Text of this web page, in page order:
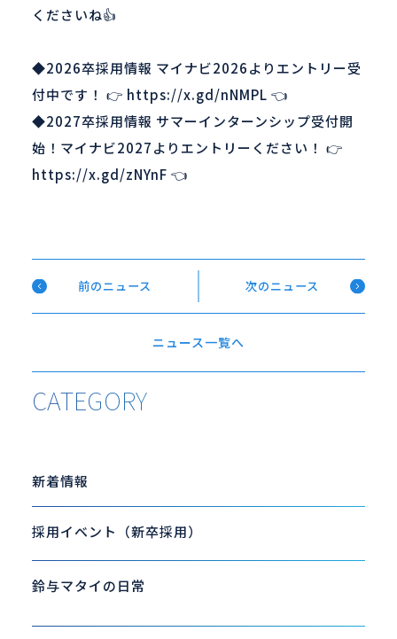
くださいね👍
◆2026卒採用情報 マイナビ2026よりエントリー受
付中です！ 👉 https://x.gd/nNMPL 👈
◆2027卒採用情報 サマーインターンシップ受付開
始！ マイナビ2027よりエントリーください！ 👉
https://x.gd/zNYnF 👈
前のニュース 次のニュース
ニュース一覧へ
CATEGORY
新着情報
採用イベント（新卒採用）
鈴与マタイの日常